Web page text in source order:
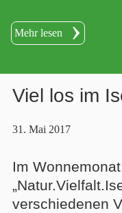
Viel los im
31. Mai 2017
Im
verschiedenen